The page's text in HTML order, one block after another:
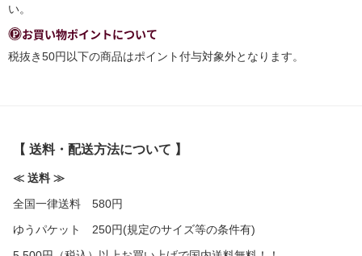
い。
お買い物ポイントについて
税抜き50円以下の商品はポイント付与対象外となります。
【 送料・配送方法について 】
≪ 送料 ≫
全国一律送料 580円
ゆうパケット 250円(規定のサイズ等の条件有)